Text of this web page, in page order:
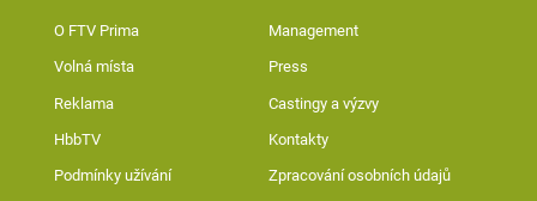
O FTV Prima Management
Volná místa Press
Reklama Castingy a výzvy
HbbTV Kontakty
Podmínky užívání Zpracování osobních údajů